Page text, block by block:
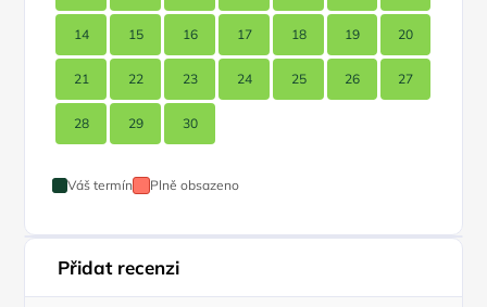
14 15 16 17 18 19 20
21 22 23 24 25 26 27
28 29 30
Váš termín Plně obsazeno
Přidat recenzi